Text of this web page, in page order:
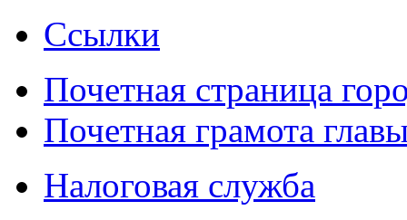
Ссылки
Почетная страница
Почетная грамота
Налоговая служба